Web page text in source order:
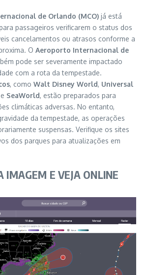
de Orlando (MCO) já está
passageiros verificarem o status dos
cancelamentos ou atrasos conforme a
O Aeroporto Internacional de
pode ser severamente impactado
com a rota da tempestade.
, como Walt Disney World, Universal
e SeaWorld, estão preparados para
climáticas adversas. No entanto,
da tempestade, as operações
suspensas. Verifique os sites
dos parques para atualizações em
IMAGEM E VEJA ONLINE